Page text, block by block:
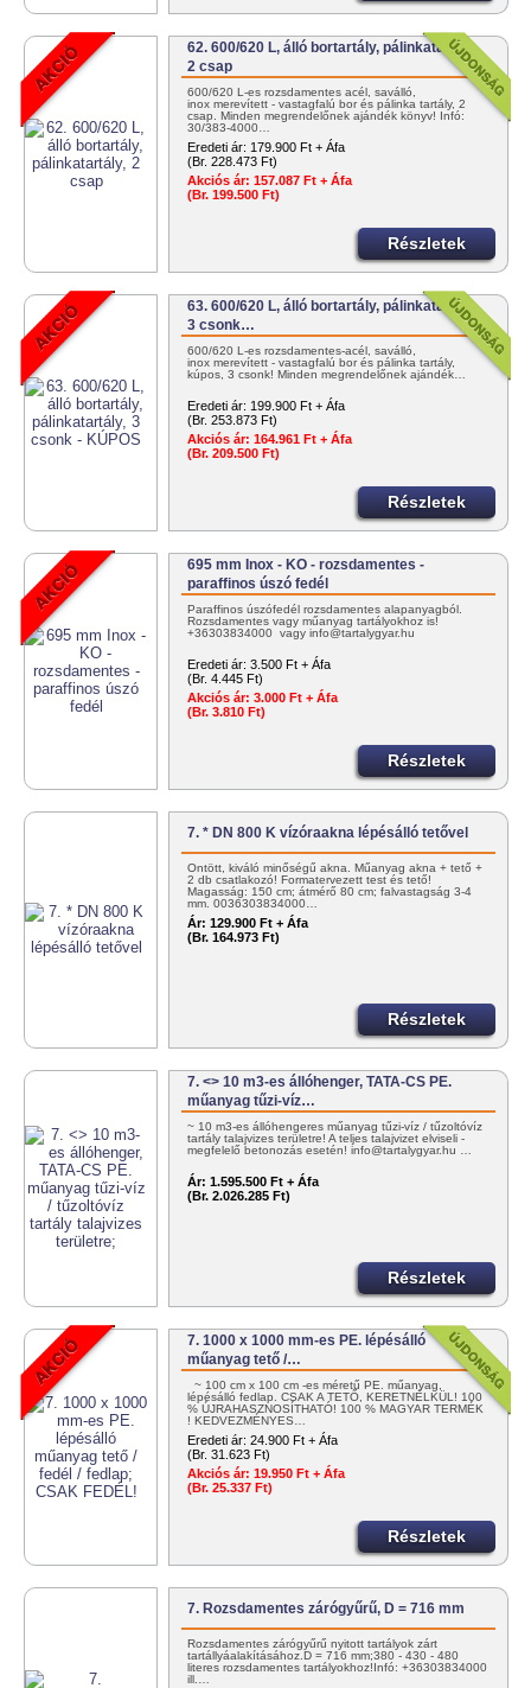
62. 600/620 L, álló bortartály, pálinkatartály,
2 csap
600/620 L-es rozsdamentes acél, saválló,
inox merevített - vastagfalú bor és pálinka tartály, 2
csap. Minden megrendelőnek ajándék könyv! Infó:
30/383-4000…
Eredeti ár: 179.900 Ft + Áfa
(Br. 228.473 Ft)
Akciós ár: 157.087 Ft + Áfa
(Br. 199.500 Ft)
Részletek
63. 600/620 L, álló bortartály, pálinkatartály,
3 csonk…
600/620 L-es rozsdamentes-acél, saválló,
inox merevített - vastagfalú bor és pálinka tartály,
kúpos, 3 csonk! Minden megrendelőnek ajándék…
Eredeti ár: 199.900 Ft + Áfa
(Br. 253.873 Ft)
Akciós ár: 164.961 Ft + Áfa
(Br. 209.500 Ft)
Részletek
695 mm Inox - KO - rozsdamentes -
paraffinos úszó fedél
Paraffinos úszófedél rozsdamentes alapanyagból.
Rozsdamentes vagy műanyag tartályokhoz is!
+36303834000 vagy info@tartalygyar.hu
Eredeti ár: 3.500 Ft + Áfa
(Br. 4.445 Ft)
Akciós ár: 3.000 Ft + Áfa
(Br. 3.810 Ft)
Részletek
7. * DN 800 K vízóraakna lépésálló tetővel
Öntött, kiváló minőségű akna. Műanyag akna + tető +
2 db csatlakozó! Formatervezett test és tető!
Magasság: 150 cm; átmérő 80 cm; falvastagság 3-4
mm. 0036303834000…
Ár: 129.900 Ft + Áfa
(Br. 164.973 Ft)
Részletek
7. <> 10 m3-es állóhenger, TATA-CS PE.
műanyag tűzi-víz…
~ 10 m3-es állóhengeres műanyag tűzi-víz / tűzoltóvíz
tartály talajvizes területre! A teljes talajvizet elviseli -
megfelelő betonozás esetén! info@tartalygyar.hu …
Ár: 1.595.500 Ft + Áfa
(Br. 2.026.285 Ft)
Részletek
7. 1000 x 1000 mm-es PE. lépésálló
műanyag tető /…
~ 100 cm x 100 cm -es méretű PE. műanyag,
lépésálló fedlap. CSAK A TETŐ, KERETNÉLKÜL! 100
% ÚJRAHASZNOSÍTHATÓ! 100 % MAGYAR TERMÉK
! KEDVEZMÉNYES…
Eredeti ár: 24.900 Ft + Áfa
(Br. 31.623 Ft)
Akciós ár: 19.950 Ft + Áfa
(Br. 25.337 Ft)
Részletek
7. Rozsdamentes zárógyűrű, D = 716 mm
Rozsdamentes zárógyűrű nyitott tartályok zárt
tartállyáalakításához.D = 716 mm;380 - 430 - 480
literes rozsdamentes tartályokhoz!Infó: +36303834000
ill.…